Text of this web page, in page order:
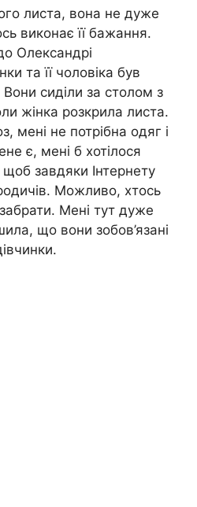
листа, вона не дуже
виконає її бажання.
Олександрі
та її чоловіка був
Вони сиділи за столом з
жінка розкрила листа.
мені не потрібна одяг і
є, мені б хотілося
завдяки Інтернету
Можливо, хтось
Мені тут дуже
що вони зобов’язані